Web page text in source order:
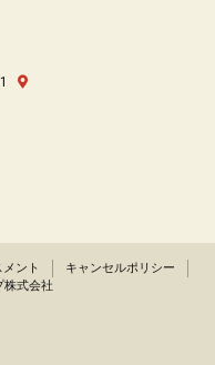
ント
キャンセルポリシー
式会社